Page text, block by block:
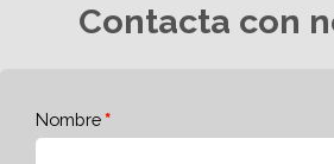
Contacta con
Nombre